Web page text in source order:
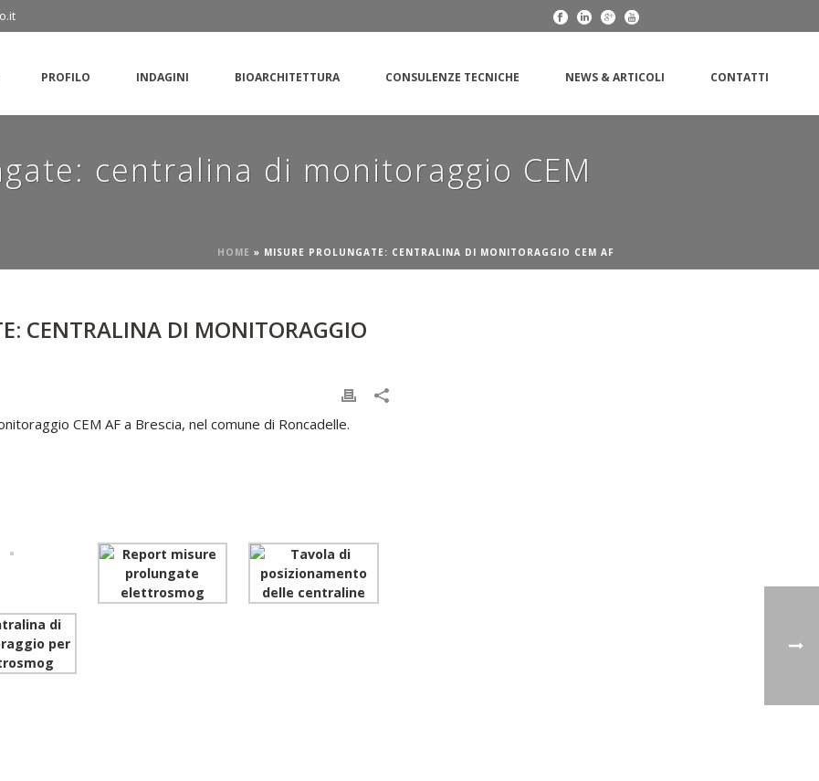
PROFILO INDAGINI BIOARCHITETTURA CONSULENZE TECNICHE NEWS & ARTICOLI CONTATTI
centralina di monitoraggio CEM
HOME » MISURE PROLUNGATE: CENTRALINA DI MONITORAGGIO CEM AF
CENTRALINA DI MONITORAGGIO
CEM AF a Brescia, nel comune di Roncadelle.